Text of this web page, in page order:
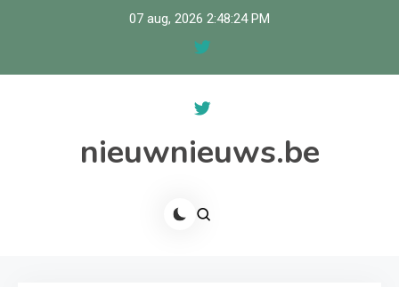
07 aug, 2026 2:48:24 PM
nieuwnieuws.be